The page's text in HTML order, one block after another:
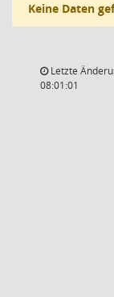
Keine Daten
Letzte
08:01:01